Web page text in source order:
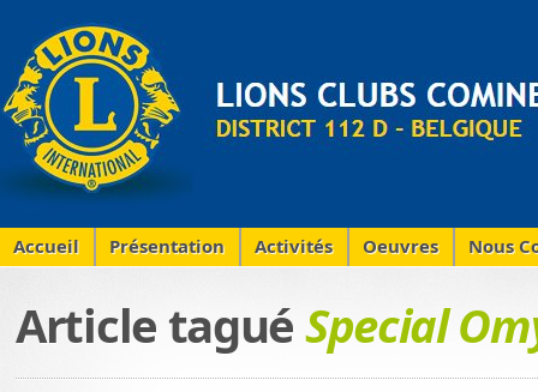
Accueil Présentation Activités Oeuvres Nous
Article taguéSpecial